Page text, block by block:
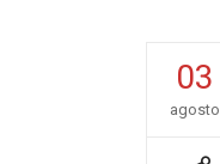
03
agosto